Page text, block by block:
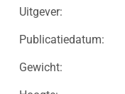
Uitgever:
Publicatiedatum:
Gewicht: